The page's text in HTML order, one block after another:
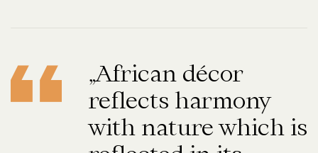
„African décor
reflects harmony
with nature which is